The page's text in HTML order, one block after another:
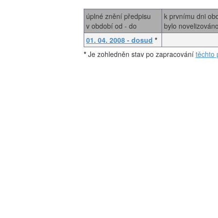
úplné znění předpisu
v období od - do
k prvnímu dni
bylo
01. 04. 2008 - dosud *
* Je zohledněn stav po zapracování těchto